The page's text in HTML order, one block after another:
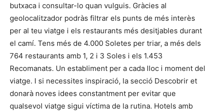
butxaca i consultar-lo quan vulguis. Gràcies al
geolocalitzador podràs filtrar els punts de més interès
per al teu viatge i els restaurants més desitjables durant
el camí. Tens més de 4.000 Soletes per triar, a més dels
764 restaurants amb 1, 2 i 3 Soles i els 1.453
Recomanats. Un establiment per a cada lloc i moment del
viatge. I si necessites inspiració, la secció Descobrir et
donarà noves idees constantment per evitar que
qualsevol viatge sigui víctima de la rutina. Hotels amb